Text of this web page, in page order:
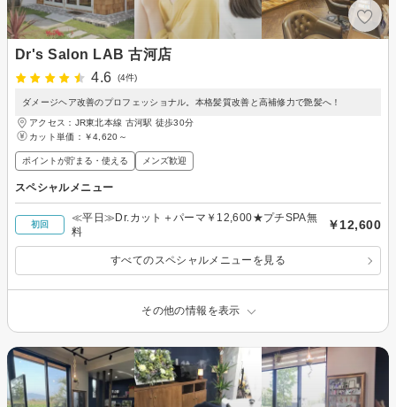
Dr's Salon LAB 古河店
4.6
(4件)
ダメージヘア改善のプロフェッショナル。本格髪質改善と高補修力で艶髪へ！
アクセス：JR東北本線 古河駅 徒歩30分
カット単価： ￥4,620～
ポイントが貯まる・使える メンズ歓迎
スペシャルメニュー
初回
≪平日≫Dr.カット＋パーマ￥12,600★プチSPA無
料
￥12,600
すべてのスペシャルメニューを見る
その他の情報を表示